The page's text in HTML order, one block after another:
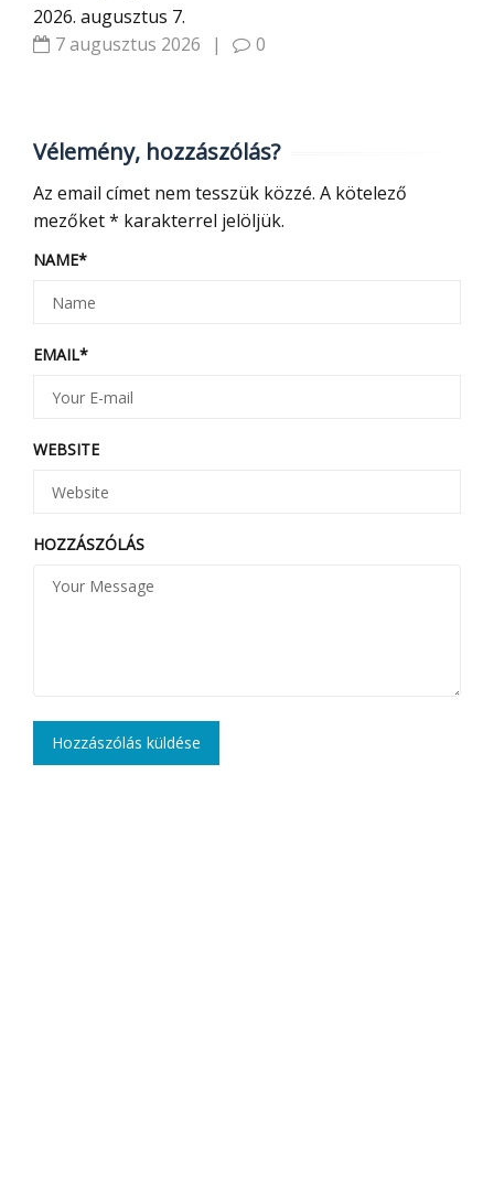
2026. augusztus 7.
7 augusztus 2026
| 0
Vélemény, hozzászólás?
Az email címet nem tesszük közzé. A kötelező
mezőket* karakterrel jelöljük.
NAME*
EMAIL*
WEBSITE
HOZZÁSZÓLÁS